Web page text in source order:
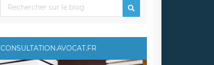
CONSULTATION.AVOCAT.FR